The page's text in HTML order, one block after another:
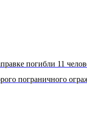
погибли 11
пограничного